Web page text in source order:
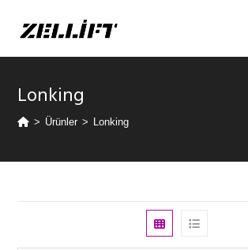
Lonking
> Ürünler > Lonking